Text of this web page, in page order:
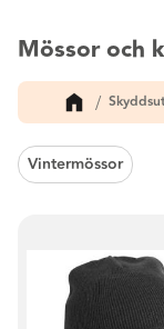
Mössor och
Vintermössor